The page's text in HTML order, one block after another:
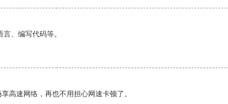
、编写代码等。
高速网络，再也不用担心网速卡顿了。